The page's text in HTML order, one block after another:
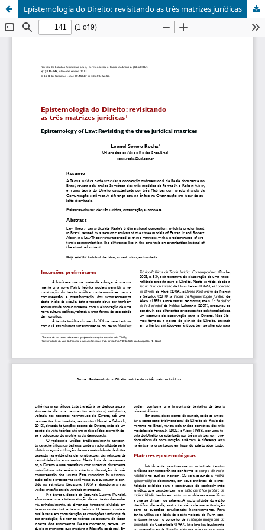
Epistemologia do Direito: revisitando as três matrizes jurídicas